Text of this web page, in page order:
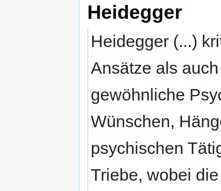
Heidegger
Heidegger (...)
Ansätze als
gewöhnliche
Wünschen,
psychischen
Triebe, wobei